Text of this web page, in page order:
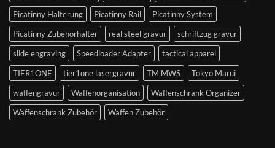
Picatinny Halterung
Picatinny Rail
Picatinny System
Picatinny Zubehörhalter
real steel gravur
schriftzug gravur
slide engraving
Speedloader Adapter
tactical apparel
TIER1ONE
tier1one lasergravur TM MWS
Tokyo Marui
waffengravur
Waffenorganisation
Waffenschrank Organizer
Waffenschrank Zubehör
Waffen Zubehör